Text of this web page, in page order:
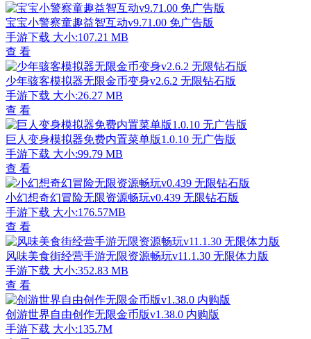
宝宝小警察童趣益智互动v9.71.00 免广告版
手游下载 大小:107.21 MB
查 看
少年骇客模拟器无限金币变身v2.6.2 无限钻石版
手游下载 大小:26.27 MB
查 看
巨人变身模拟器免费内置菜单版1.0.10 无广告版
手游下载 大小:99.79 MB
查 看
小幻想奇幻冒险无限资源畅玩v0.439 无限钻石版
手游下载 大小:176.57MB
查 看
风味美食街经营手游无限资源畅玩v11.1.30 无限体力版
手游下载 大小:352.83 MB
查 看
创游世界自由创作无限金币版v1.38.0 内购版
手游下载 大小:135.7M